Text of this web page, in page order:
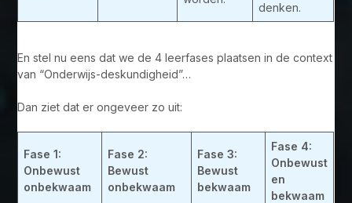
denken.
En stel nu eens dat we de 4 leerfases plaatsen in de context
van “Onderwijs-deskundigheid”…
Dan ziet dat er ongeveer zo uit:
Fase 1:
Onbewust
onbekwaam
Fase 2:
Bewust
onbekwaam
Fase 3:
Bewust
bekwaam
Fase 4:
Onbewust
en
bekwaam